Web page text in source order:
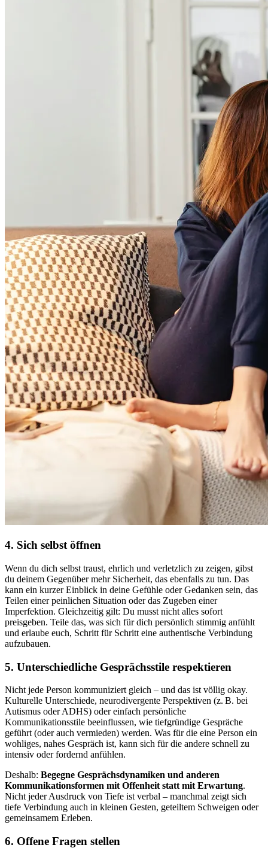
4. Sich selbst öffnen
Wenn du dich selbst traust, ehrlich und verletzlich zu zeigen, gibst
du deinem Gegenüber mehr Sicherheit, das ebenfalls zu tun. Das
kann ein kurzer Einblick in deine Gefühle oder Gedanken sein, das
Teilen einer peinlichen Situation oder das Zugeben einer
Imperfektion. Gleichzeitig gilt: Du musst nicht alles sofort
preisgeben. Teile das, was sich für dich persönlich stimmig anfühlt
und erlaube euch, Schritt für Schritt eine authentische Verbindung
aufzubauen.
5. Unterschiedliche Gesprächsstile respektieren
Nicht jede Person kommuniziert gleich – und das ist völlig okay.
Kulturelle Unterschiede, neurodivergente Perspektiven (z. B. bei
Autismus oder ADHS) oder einfach persönliche
Kommunikationsstile beeinflussen, wie tiefgründige Gespräche
geführt (oder auch vermieden) werden. Was für die eine Person ein
wohliges, nahes Gespräch ist, kann sich für die andere schnell zu
intensiv oder fordernd anfühlen.
Deshalb: Begegne Gesprächsdynamiken und anderen
Kommunikationsformen mit Offenheit statt mit Erwartung.
Nicht jeder Ausdruck von Tiefe ist verbal – manchmal zeigt sich
tiefe Verbindung auch in kleinen Gesten, geteiltem Schweigen oder
gemeinsamem Erleben.
6. Offene Fragen stellen